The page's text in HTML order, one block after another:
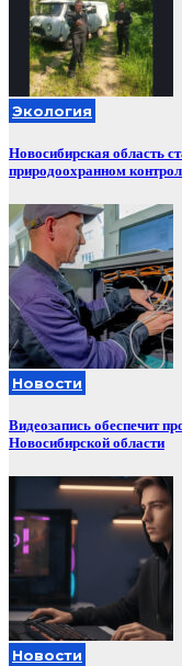
Экология
Новосибирская область
природоохранном
Новости
Видеозапись обеспечит
Новосибирской области
Новости